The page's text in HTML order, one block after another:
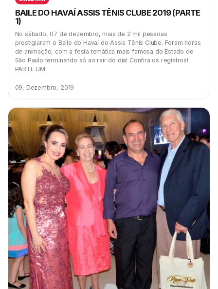
BAILE DO HAVAÍ ASSIS TÊNIS CLUBE 2019 (PARTE
1)
No sábado, 07 de dezembro, mais de 2 mil pessoas
prestigiaram o Baile do Havaí do Assis Tênis Clube. Foram horas
de animação, com a festa temática mais famosa do Estado de
São Paulo terminando só ao rair do dia! Confira os registros!
PARTE UM
09, Dezembro, 2019